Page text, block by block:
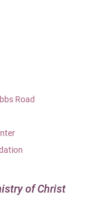
Road
of Christ